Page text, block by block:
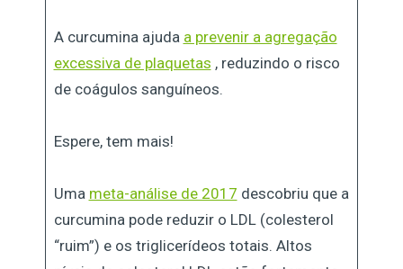
A curcumina ajuda a prevenir a agregação
excessiva de plaquetas , reduzindo o risco
de coágulos sanguíneos.
Espere, tem mais!
Uma meta-análise de 2017 descobriu que a
curcumina pode reduzir o LDL (colesterol
“ruim”) e os triglicerídeos totais. Altos